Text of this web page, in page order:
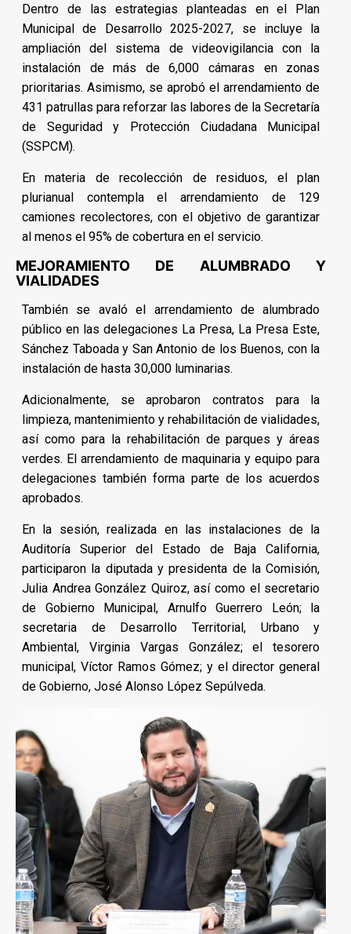
Dentro de las estrategias planteadas en el Plan
Municipal de Desarrollo 2025-2027, se incluye la
ampliación del sistema de videovigilancia con la
instalación de más de 6,000 cámaras en zonas
prioritarias. Asimismo, se aprobó el arrendamiento de
431 patrullas para reforzar las labores de la Secretaría
de Seguridad y Protección Ciudadana Municipal
(SSPCM).
En materia de recolección de residuos, el plan
plurianual contempla el arrendamiento de 129
camiones recolectores, con el objetivo de garantizar
al menos el 95% de cobertura en el servicio.
MEJORAMIENTO DE ALUMBRADO Y
VIALIDADES
También se avaló el arrendamiento de alumbrado
público en las delegaciones La Presa, La Presa Este,
Sánchez Taboada y San Antonio de los Buenos, con la
instalación de hasta 30,000 luminarias.
Adicionalmente, se aprobaron contratos para la
limpieza, mantenimiento y rehabilitación de vialidades,
así como para la rehabilitación de parques y áreas
verdes. El arrendamiento de maquinaria y equipo para
delegaciones también forma parte de los acuerdos
aprobados.
En la sesión, realizada en las instalaciones de la
Auditoría Superior del Estado de Baja California,
participaron la diputada y presidenta de la Comisión,
Julia Andrea González Quiroz, así como el secretario
de Gobierno Municipal, Arnulfo Guerrero León; la
secretaria de Desarrollo Territorial, Urbano y
Ambiental, Virginia Vargas González; el tesorero
municipal, Víctor Ramos Gómez; y el director general
de Gobierno, José Alonso López Sepúlveda.